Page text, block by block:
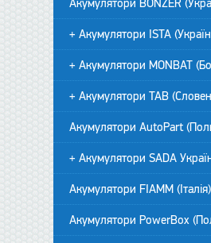
Акумулятори BONZER
+ Акумулятори ISTA
+ Акумулятори MONBAT
+ Акумулятори TAB
Акумулятори AutoPart
+ Акумулятори SADA
Акумулятори FIAMM (Італія)
Акумулятори PowerBox